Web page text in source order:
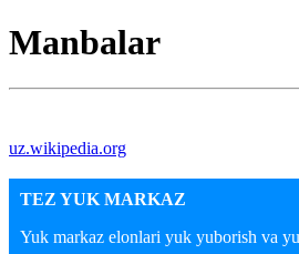
Manbalar
uz.wikipedia.org
TEZ YUK MARKAZ
Yuk markaz elonlari yuk yuborish va